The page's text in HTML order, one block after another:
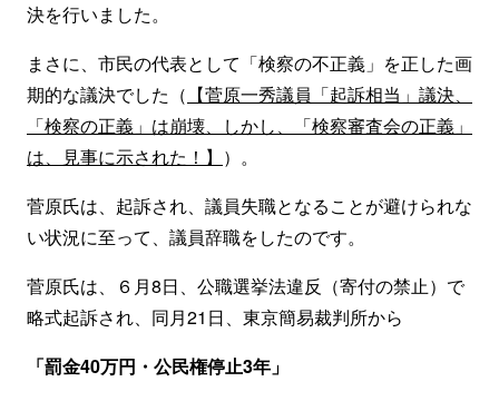
決を行いました。
まさに、市民の代表として「検察の不正義」を正した画
期的な議決でした（ 【菅原一秀議員「起訴相当」議決、
「検察の正義」は崩壊、しかし、「検察審査会の正義」
は、見事に示された！】 ）。
菅原氏は、起訴され、議員失職となることが避けられな
い状況に至って、議員辞職をしたのです。
菅原氏は、６月8日、公職選挙法違反（寄付の禁止）で
略式起訴され、同月21日、東京簡易裁判所から
「罰金40万円・公民権停止3年」